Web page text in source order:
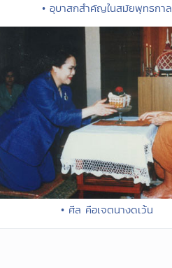
• อุบาสกสำคัญในสมัยพุทธกาล
• ศีล คือเจตนางดเว้น